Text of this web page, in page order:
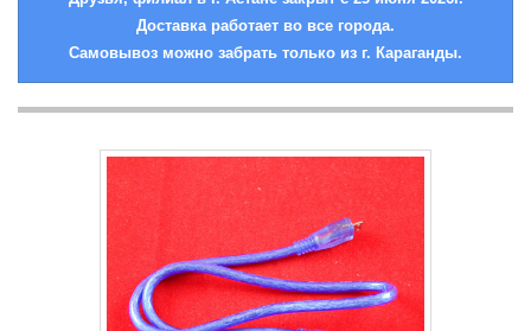
Доставка работает во все города.
Самовывоз можно забрать только из г. Караганды.